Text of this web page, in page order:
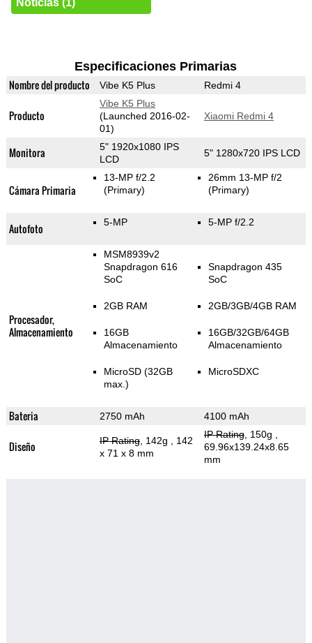
Noticias (1)
Especificaciones Primarias
Nombre del producto Vibe K5 Plus Redmi 4
Producto
Vibe K5 Plus
(Launched 2016-02-
01)
Xiaomi Redmi 4
Monitora
5" 1920x1080 IPS
LCD
5" 1280x720 IPS LCD
Cámara Primaria
13-MP f/2.2
(Primary)
26mm 13-MP f/2
(Primary)
Autofoto 5-MP 5-MP f/2.2
Procesador,
Almacenamiento
MSM8939v2
Snapdragon 616
SoC
2GB RAM
16GB
Almacenamiento
MicroSD (32GB
max.)
Snapdragon 435
SoC
2GB/3GB/4GB RAM
16GB/32GB/64GB
Almacenamiento
MicroSDXC
Bateria 2750 mAh 4100 mAh
Diseño IP Rating, 142g
, 142
x 71 x 8 mm
IP Rating, 150g
69.96x139.24x8.65
mm